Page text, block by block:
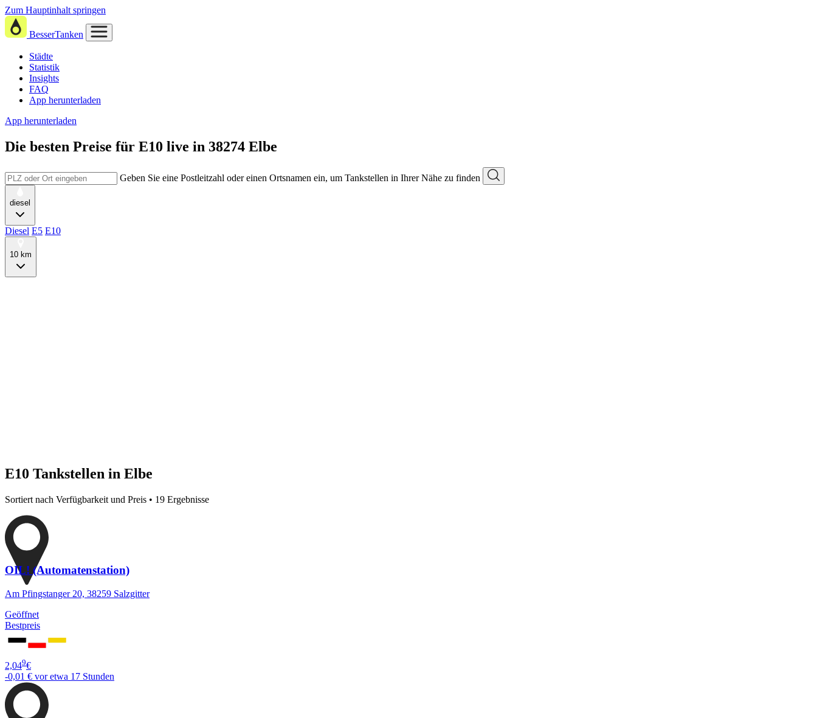
Zum Hauptinhalt springen
BesserTanken
Städte
Statistik
Insights
FAQ
App herunterladen
App herunterladen
Die besten Preise für E10 live in 38274 Elbe
Geben Sie eine Postleitzahl oder einen Ortsnamen ein, um Tankstellen in Ihrer Nähe zu finden
diesel
Diesel E5 E10
10 km
E10 Tankstellen in Elbe
Sortiert nach Verfügbarkeit und Preis • 19 Ergebnisse
OIL! (Automatenstation)
Am Pfingstanger 20, 38259 Salzgitter
Geöffnet
Bestpreis
2,049€
-0,01 € vor etwa 17 Stunden